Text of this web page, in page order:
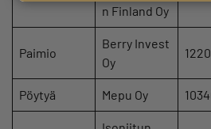
n Finland Oy
Paimio
Berry Invest
Oy
Pöytyä Mepu Oy